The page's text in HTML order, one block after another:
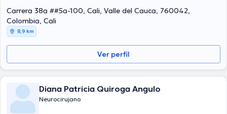
Carrera 38a ##5a-100, Cali, Valle del Cauca, 760042,
Colombia, Cali
8,9 km
Ver perfil
Diana Patricia Quiroga Angulo
Neurocirujano